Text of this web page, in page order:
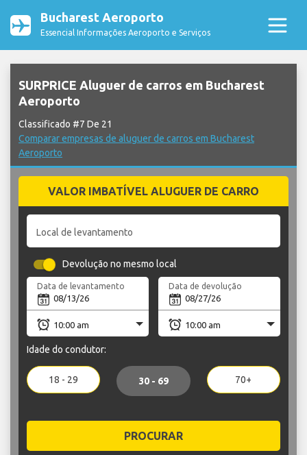
Bucharest Aeroporto
Essencial Informações Aeroporto e Serviços
SURPRICE Aluguer de carros em Bucharest
Aeroporto
Classificado #7 De 21
Comparar empresas de aluguer de carros em Bucharest
Aeroporto
VALOR IMBATÍVEL ALUGUER DE CARRO
Local de levantamento
Devolução no mesmo local
Data de levantamento Data de devolução
Idade do condutor:
18 - 29 30 - 69 70+
PROCURAR